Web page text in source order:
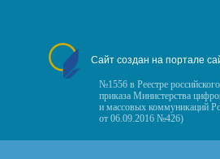
Сайт создан на портале
№1556 в Реестре
приказа Министерства
и массовых коммуникаций
от 06.09.2016 №426)